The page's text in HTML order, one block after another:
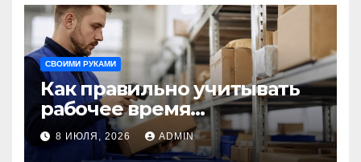
СВОИМИ РУКАМИ
Как правильно учитывать
рабочее время
сотрудников: советы для
бизнеса
8 ИЮЛЯ, 2026 ADMIN